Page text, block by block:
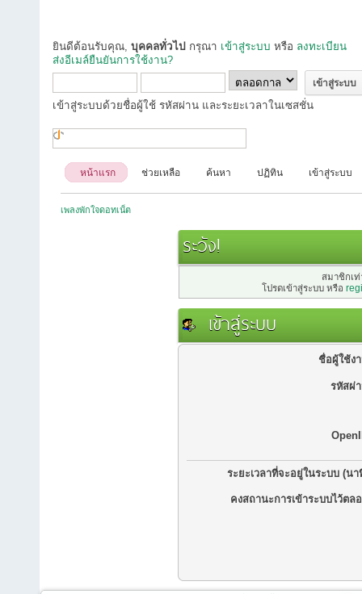
ยินดีต้อนรับคุณ, บุคคลทั่วไป กรุณา เข้าสู่ระบบ หรือ ลงทะเบียน
ส่งอีเมล์ยืนยันการใช้งาน?
เข้าสู่ระบบด้วยชื่อผู้ใช้ รหัสผ่าน และระยะเวลาในเซสชั่น
หน้าแรก ช่วยเหลือ ค้นหา ปฏิทิน เข้าสู่ระบบ
เพลงพักใจดอทเน็ต
ระวัง!
สมาชิกเ
โปรดเข้าสู่ระบบ หรือ
เข้าสู่ระบบ
ชื่อผู้ใช้ง
รหัสผ่
ระยะเวลาที่จะอยู่ในระบบ (นา
คงสถานะการเข้าระบบไว้ตล